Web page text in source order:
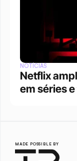
NOTÍCIAS
Netflix
em séries
MADE POSSIBLE BY